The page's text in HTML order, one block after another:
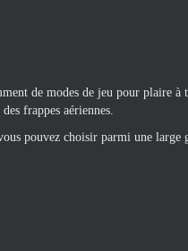
de modes de jeu pour plaire à
frappes aériennes.
pouvez choisir parmi une large